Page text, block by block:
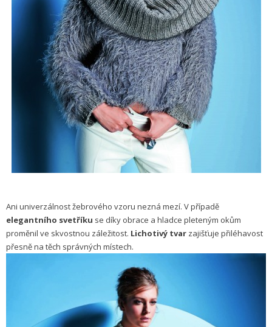
Ani univerzálnost žebrového vzoru nezná mezí. V případě
elegantního svetříku se díky obrace a hladce pleteným okům
proměnil ve skvostnou záležitost. Lichotivý tvar zajišťuje přiléhavost
přesně na těch správných místech.